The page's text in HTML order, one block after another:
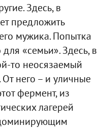
Здесь, в
предложить
мужика. Попытка
«семьи». Здесь, в
то неосязаемый
него – и уличные
фермент, из
лагерей